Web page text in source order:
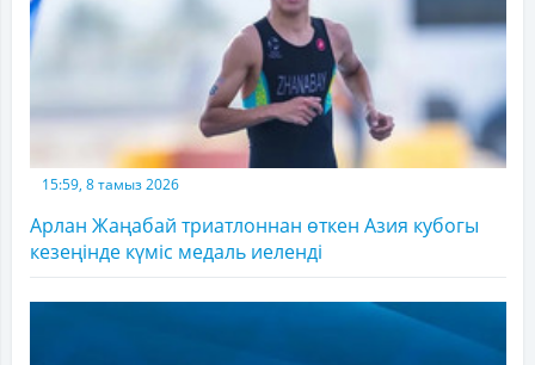
15:59, 8 тамыз 2026
Арлан Жаңабай триатлоннан өткен Азия кубогы
кезеңінде күміс медаль иеленді